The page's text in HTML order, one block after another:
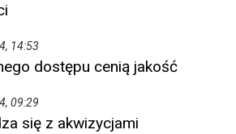
14:53
dostępu cenią jakość
09:29
się z akwizycjami